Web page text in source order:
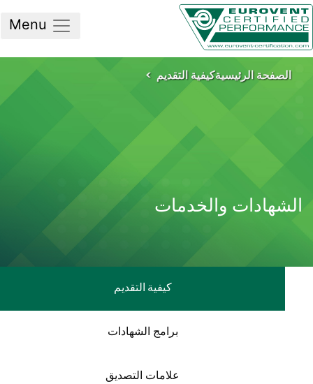
الرئيسيةكيفية التقديم
والخدمات
كيفية التقديم
برامج الشهادات
علامات التصديق